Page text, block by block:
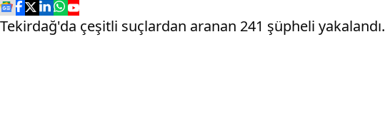
Tekirdağ'da çeşitli suçlardan aranan 241 şüpheli yakalandı.